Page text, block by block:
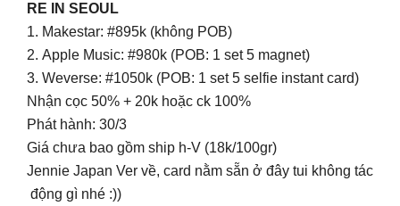
RE IN SEOUL
1. Makestar: #895k (không POB)
2. Apple Music: #980k (POB: 1 set 5 magnet)
3. Weverse: #1050k (POB: 1 set 5 selfie instant card)
Nhận cọc 50% + 20k hoặc ck 100%
Phát hành: 30/3
Giá chưa bao gồm ship h-V (18k/100gr)
Jennie Japan Ver về, card nằm sẵn ở đây tui không tác
động gì nhé :))